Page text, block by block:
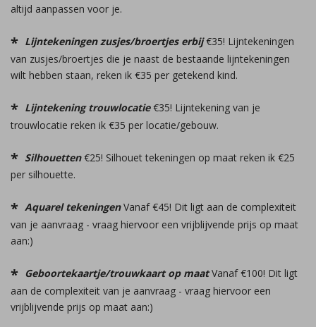
altijd aanpassen voor je.
Lijntekeningen zusjes/broertjes erbij€35! Lijntekeningen
van zusjes/broertjes die je naast de bestaande lijntekeningen
wilt hebben staan, reken ik €35 per getekend kind.
Lijntekening trouwlocatie€35! Lijntekening van je
trouwlocatie reken ik €35 per locatie/gebouw.
Silhouetten€25! Silhouet tekeningen op maat reken ik €25
per silhouette.
Aquarel tekeningenVanaf €45! Dit ligt aan de complexiteit
van je aanvraag - vraag hiervoor een vrijblijvende prijs op maat
aan:)
Geboortekaartje/trouwkaart op maatVanaf €100! Dit ligt
aan de complexiteit van je aanvraag - vraag hiervoor een
vrijblijvende prijs op maat aan:)